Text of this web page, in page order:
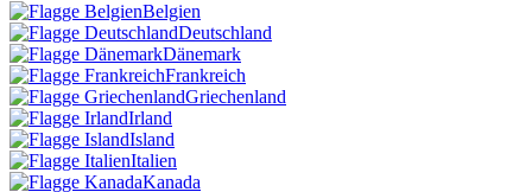
Belgien
Deutschland
Dänemark
Frankreich
Griechenland
Irland
Island
Italien
Kanada